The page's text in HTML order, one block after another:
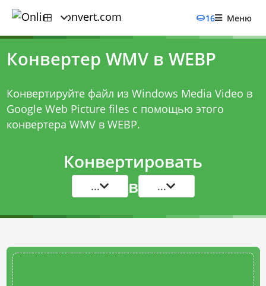
16 Меню
Конвертер WMV в WEBP
Конвертируйте файл из Windows Media Video в
Google Web Picture files с помощью этого
конвертера WMV в WEBP.
Конвертировать
... в ...